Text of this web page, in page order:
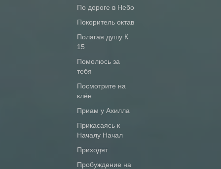
По дороге в Небо
Покоритель октав
Полагая душу К
15
Помолюсь за
тебя
Посмотрите на
клён
Приам у Ахилла
Прикасаясь к
Началу Начал
Приходят
Пробуждение на